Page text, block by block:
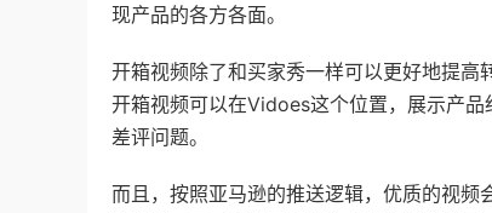
现产品的各方各面。
开箱视频除了和买家秀一样可以更好地提
开箱视频可以在Vidoes这个位置，展示产
差评问题。
而且，按照亚马逊的推送逻辑，优质的视